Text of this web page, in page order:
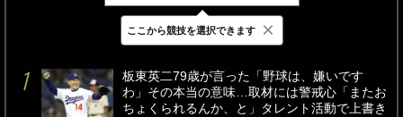
最新 24時間 週間
板東英二79歳が言った「野球は、嫌いです
わ」その本当の意味…取材には警戒心「またお
ちょくられるんか、と」タレント活動で上書き
ここから競技を選択できます ×